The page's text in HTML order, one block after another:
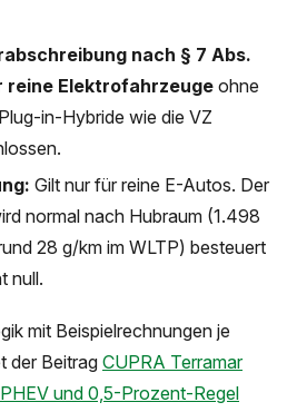
nach § 7 Abs.
reine Elektrofahrzeugeohne
in-Hybride wie die VZ
Gilt nur für reine E-Autos. Der
normal nach Hubraum (1.498
28 g/km im WLTP) besteuert
null.
mit Beispielrechnungen je
der Beitrag CUPRA Terramar
und 0,5-Prozent-Regel